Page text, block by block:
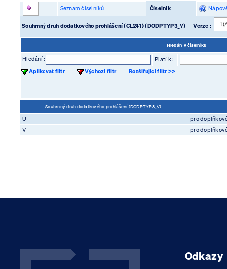
Seznam číselníků Číselník
Souhrnný druh dodatkového prohlášení (CL241) (DODPTYP3_V) Verze :
Hledání v číselníku
Hledání :
Platí k :
Aplikovat filtr
Výchozí filtr Rozšiřující filtr >>
Souhrnný druh dodatkového prohlášení (DODPTYP3_V)
U pro
V
pro
Odkazy